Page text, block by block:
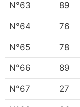
N°63 89
N°64 76
N°65 78
N°66 89
N°67 27